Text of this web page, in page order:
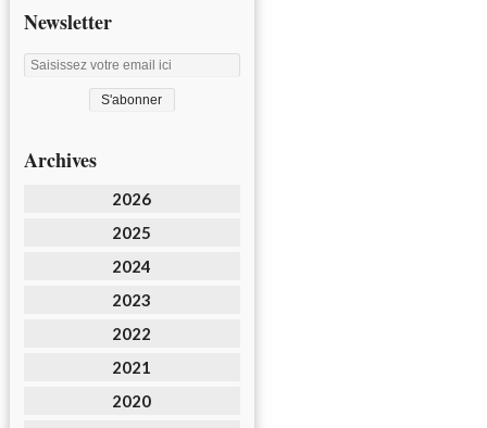
Newsletter
Archives
2026
2025
2024
2023
2022
2021
2020